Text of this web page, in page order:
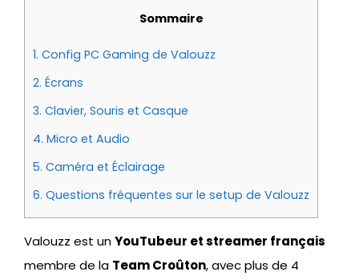
Sommaire
1. Config PC Gaming de Valouzz
2. Écrans
3. Clavier, Souris et Casque
4. Micro et Audio
5. Caméra et Éclairage
6. Questions fréquentes sur le setup de Valouzz
Valouzz est unYouTubeur et streamer français
membre de la Team Croûton, avec plus de 4